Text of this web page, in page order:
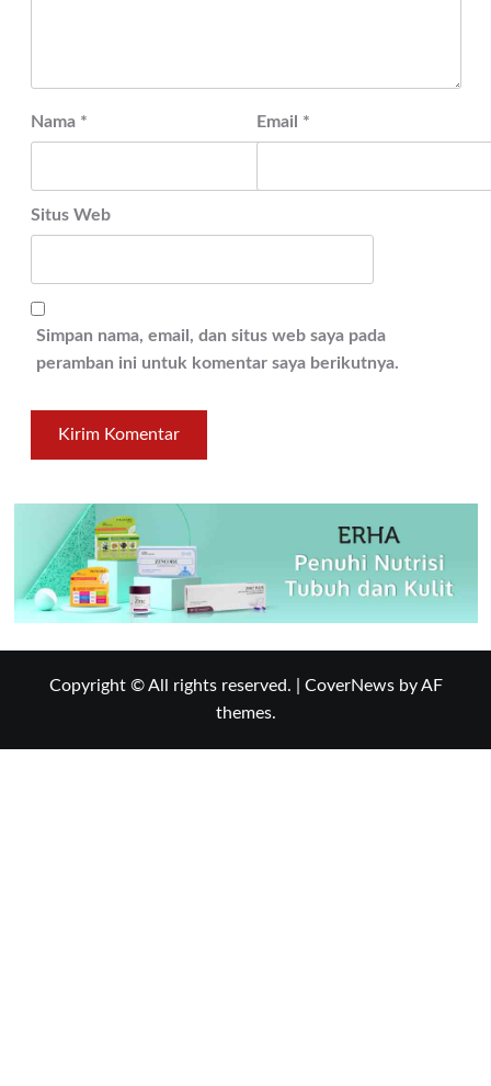
Nama * Email *
Situs Web
Simpan nama, email, dan situs web saya pada
peramban ini untuk komentar saya berikutnya.
Copyright © All rights reserved. CoverNewsby AF
themes.